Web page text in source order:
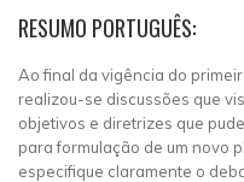
RESUMO PORTUGUÊS:
Ao final da vigência do
realizou-se discussões que
objetivos e diretrizes que
para formulação de um novo
especifique claramente o